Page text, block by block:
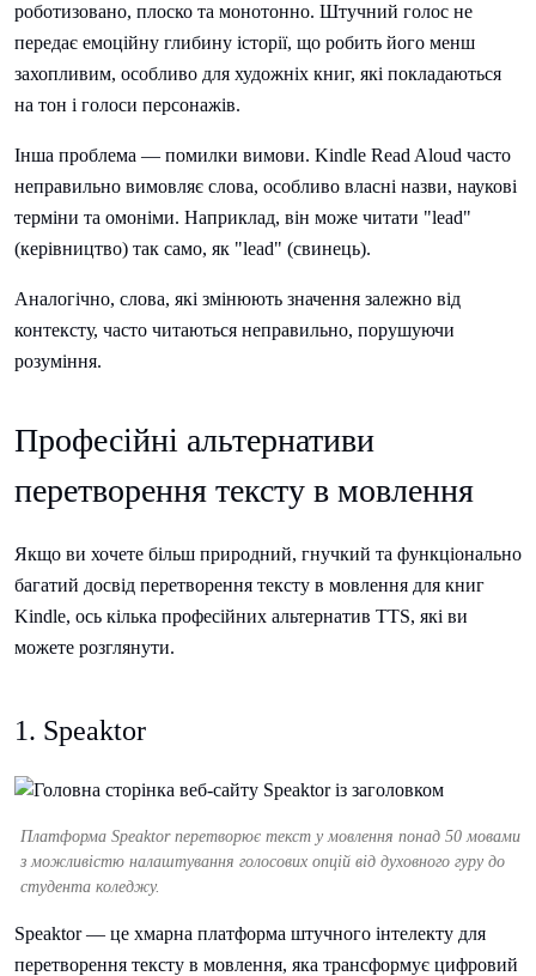
роботизовано, плоско та монотонно. Штучний голос не
передає емоційну глибину історії, що робить його менш
захопливим, особливо для художніх книг, які покладаються
на тон і голоси персонажів.
Інша проблема — помилки вимови. Kindle Read Aloud часто
неправильно вимовляє слова, особливо власні назви, наукові
терміни та омоніми. Наприклад, він може читати "lead"
(керівництво) так само, як "lead" (свинець).
Аналогічно, слова, які змінюють значення залежно від
контексту, часто читаються неправильно, порушуючи
розуміння.
Професійні альтернативи
перетворення тексту в мовлення
Якщо ви хочете більш природний, гнучкий та функціонально
багатий досвід перетворення тексту в мовлення для книг
Kindle, ось кілька професійних альтернатив TTS, які ви
можете розглянути.
1. Speaktor
Платформа Speaktor перетворює текст у мовлення понад 50 мовами
з можливістю налаштування голосових опцій від духовного гуру до
студента коледжу.
Speaktor — це хмарна платформа штучного інтелекту для
перетворення тексту в мовлення, яка трансформує цифровий